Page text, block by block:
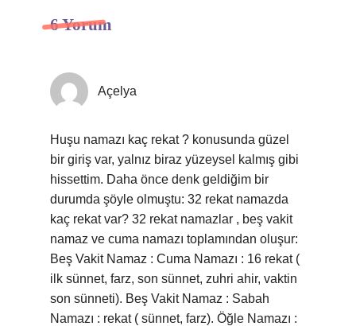
6 Yorum
Açelya
Huşu namazı kaç rekat ? konusunda güzel
bir giriş var, yalnız biraz yüzeysel kalmış gibi
hissettim. Daha önce denk geldiğim bir
durumda şöyle olmuştu: 32 rekat namazda
kaç rekat var? 32 rekat namazlar , beş vakit
namaz ve cuma namazı toplamından oluşur:
Beş Vakit Namaz : Cuma Namazı : 16 rekat (
ilk sünnet, farz, son sünnet, zuhri ahir, vaktin
son sünneti). Beş Vakit Namaz : Sabah
Namazı : rekat ( sünnet, farz). Öğle Namazı :